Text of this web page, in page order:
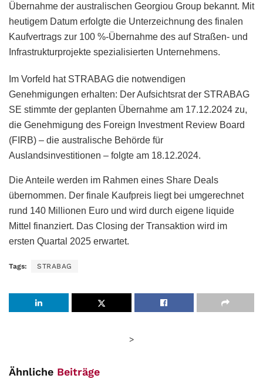
Übernahme der australischen Georgiou Group bekannt. Mit
heutigem Datum erfolgte die Unterzeichnung des finalen
Kaufvertrags zur 100 %-Übernahme des auf Straßen- und
Infrastrukturprojekte spezialisierten Unternehmens.
Im Vorfeld hat STRABAG die notwendigen
Genehmigungen erhalten: Der Aufsichtsrat der STRABAG
SE stimmte der geplanten Übernahme am 17.12.2024 zu,
die Genehmigung des Foreign Investment Review Board
(FIRB) – die australische Behörde für
Auslandsinvestitionen – folgte am 18.12.2024.
Die Anteile werden im Rahmen eines Share Deals
übernommen. Der finale Kaufpreis liegt bei umgerechnet
rund 140 Millionen Euro und wird durch eigene liquide
Mittel finanziert. Das Closing der Transaktion wird im
ersten Quartal 2025 erwartet.
Tags: STRABAG
>
Ähnliche Beiträge